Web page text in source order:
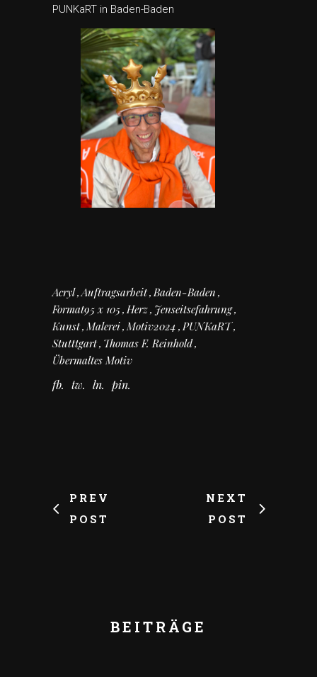
PUNKaRT in Baden-Baden
Acryl Auftragsarbeit Baden-Baden
Format95 x 105 Herz Jenseitsefahrung
Kunst Malerei Motiv2024 PUNKaRT
Stutttgart Thomas F. Reinhold
Übermaltes Motiv
fb tw ln pin
PREV
POST
NEXT
POST
BEITRÄGE